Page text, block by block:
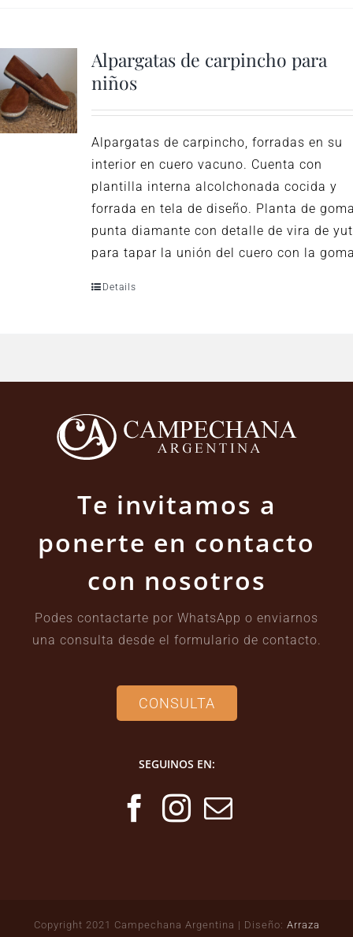
Alpargatas de carpincho para
niños
Alpargatas de carpincho, forradas en su
interior en cuero vacuno. Cuenta con
plantilla interna alcolchonada cocida y
forrada en tela de diseño. Planta de
punta diamante con detalle de vira de
para tapar la unión del cuero con la
Details
Te invitamos a
ponerte en contacto
con nosotros
Podes contactarte por WhatsApp o enviarnos
una consulta desde el formulario de contacto.
CONSULTA
SEGUINOS EN:
Copyright 2021 Campechana Argentina | Diseño: Arraza